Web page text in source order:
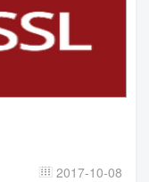
 2017-10-08